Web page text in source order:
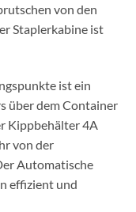
von den
Staplerkabine ist
ist ein
über dem Container
Kippbehälter 4A
von der
Automatische
effizient und